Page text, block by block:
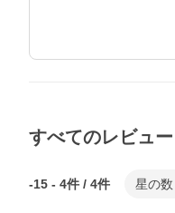
すべてのレビュー
-15 - 4件 / 4件 星の数